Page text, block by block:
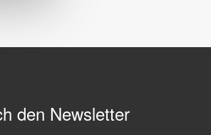
den Newsletter